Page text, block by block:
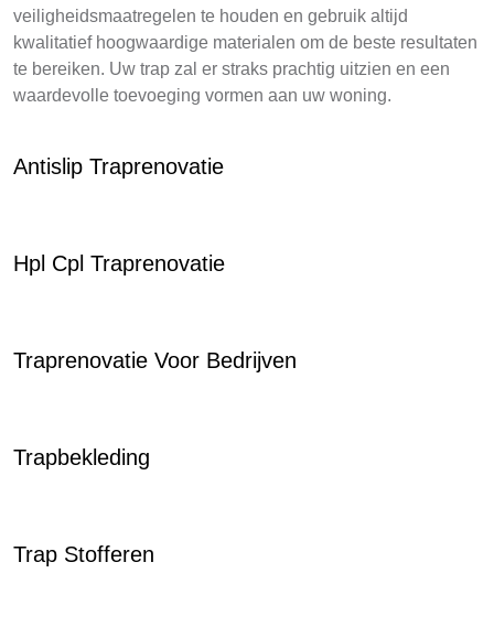
veiligheidsmaatregelen te houden en gebruik altijd
kwalitatief hoogwaardige materialen om de beste resultaten
te bereiken. Uw trap zal er straks prachtig uitzien en een
waardevolle toevoeging vormen aan uw woning.
Antislip Traprenovatie
Hpl Cpl Traprenovatie
Traprenovatie Voor Bedrijven
Trapbekleding
Trap Stofferen